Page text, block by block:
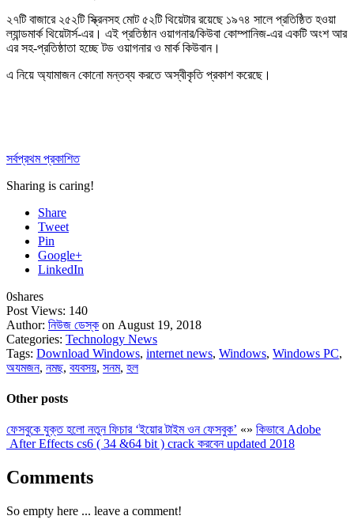
২৭টি বাজারে ২৫২টি স্ক্রিনসহ মোট ৫২টি থিয়েটার রয়েছে ১৯৭৪ সালে প্রতিষ্ঠিত হওয়া
ল্যান্ডমার্ক থিয়েটার্স-এর। এই প্রতিষ্ঠান ওয়াগনার/কিউবা কোম্পানিজ-এর একটি অংশ আর
এর সহ-প্রতিষ্ঠাতা হচ্ছে টড ওয়াগনার ও মার্ক কিউবান।
এ নিয়ে অ্যামাজন কোনো মন্তব্য করতে অস্বীকৃতি প্রকাশ করেছে।
সর্বপ্রথম প্রকাশিত
Sharing is caring!
Share
Tweet
Pin
Google+
LinkedIn
0shares
Post Views: 140
Author: নিউজ ডেস্ক on August 19, 2018
Categories: Technology News
Tags: Download Windows, internet news, Windows, Windows PC,
অযমজন, নমছ, বযবসয়, সনম, হল
Other posts
ফেসবুকে যুক্ত হলো নতুন ফিচার ‘ইয়োর টাইম ওন ফেসবুক’ «» কিভাবে Adobe
After Effects cs6 ( 34 &64 bit ) crack করবেন updated 2018
Comments
So empty here ... leave a comment!